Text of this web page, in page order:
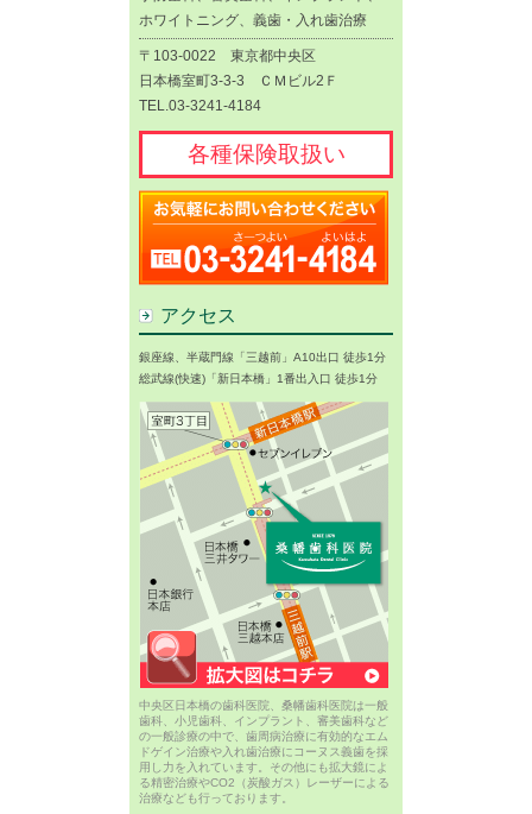
ホワイトニング、義歯・入れ歯治療
〒103-0022 東京都中央区
日本橋室町3-3-3 ＣＭビル2Ｆ
TEL.03-3241-4184
各種保険取扱い
アクセス
銀座線、半蔵門線「三越前」A10出口 徒歩1分
総武線(快速)「新日本橋」1番出入口 徒歩1分
中央区日本橋の歯科医院、桑幡歯科医院は一般
歯科、小児歯科、インプラント、審美歯科など
の一般診療の中で、歯周病治療に有効的なエム
ドゲイン治療や入れ歯治療にコーヌス義歯を採
用し力を入れています。その他にも拡大鏡によ
る精密治療やCO2（炭酸ガス）レーザーによる
治療なども行っております。